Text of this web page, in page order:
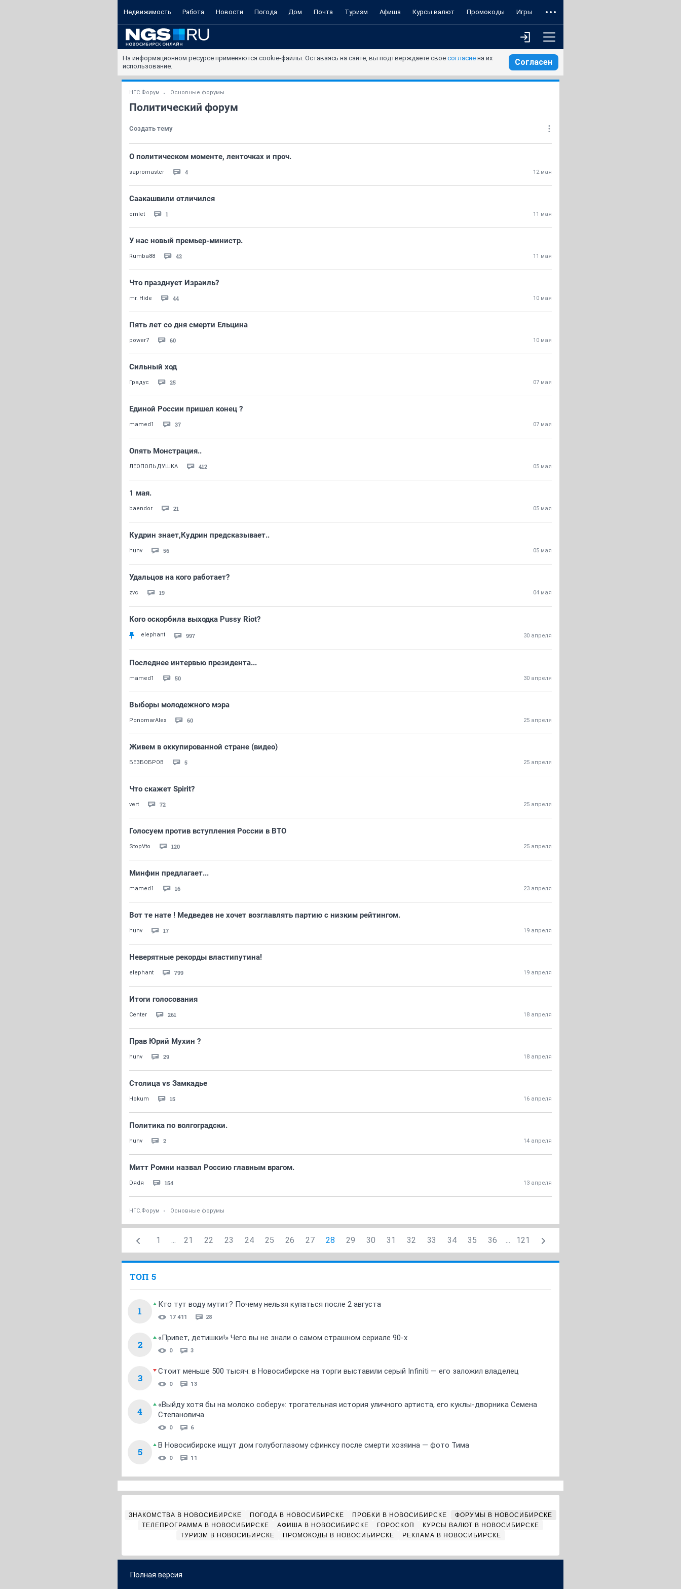
Недвижимость Работа Новости Погода Дом Почта Туризм Афиша Курсы валют Промокоды Игры
На информационном ресурсе применяются cookie-файлы. Оставаясь на сайте, вы подтверждаете свое согласие на их
использование.
Согласен
НГС.Форум Основные форумы
Политический форум
Создать тему
О политическом моменте, ленточках и проч.
sapromaster 4 12 мая
Саакашвили отличился
omlet 1 11 мая
У нас новый премьер-министр.
Rumba88 42 11 мая
Что празднует Израиль?
mr. Hide 44 10 мая
Пять лет со дня смерти Ельцина
power7 60 10 мая
Сильный ход
Градус 25 07 мая
Единой России пришел конец ?
mamed1 37 07 мая
Опять Монстрация..
ЛЕОПОЛЬДУШКА 412 05 мая
1 мая.
baendor 21 05 мая
Кудрин знает,Кудрин предсказывает..
hunv 56 05 мая
Удальцов на кого работает?
zvc 19 04 мая
Кого оскорбила выходка Pussy Riot?
elephant 997 30 апреля
Последнее интервью президента...
mamed1 50 30 апреля
Выборы молодежного мэра
PonomarAlex 60 25 апреля
Живем в оккупированной стране (видео)
БЕЗБОБРОВ 5 25 апреля
Что скажет Spirit?
vert 72 25 апреля
Голосуем против вступления России в ВТО
StopVto 120 25 апреля
Минфин предлагает...
mamed1 16 23 апреля
Вот те нате ! Медведев не хочет возглавлять партию с низким рейтингом.
hunv 17 19 апреля
Неверятные рекорды властипутина!
elephant 799 19 апреля
Итоги голосования
Center 261 18 апреля
Прав Юрий Мухин ?
hunv 29 18 апреля
Столица vs Замкадье
Hokum 15 16 апреля
Политика по волгоградски.
hunv 2 14 апреля
Митт Ромни назвал Россию главным врагом.
Dяdя 154 13 апреля
НГС.Форум Основные форумы
1 ... 21 22 23 24 25 26 27 28 29 30 31 32 33 34 35 36 ... 121
ТОП 5
1
Кто тут воду мутит? Почему нельзя купаться после 2 августа
17 411 28
2
«Привет, детишки!» Чего вы не знали о самом страшном сериале 90-х
0 3
3
Стоит меньше 500 тысяч: в Новосибирске на торги выставили серый Infiniti — его заложил владелец
0 13
4
«Выйду хотя бы на молоко соберу»: трогательная история уличного артиста, его куклы-дворника Семена
Степановича
0 6
5
В Новосибирске ищут дом голубоглазому сфинксу после смерти хозяина — фото Тима
0 11
ЗНАКОМСТВА В НОВОСИБИРСКЕ ПОГОДА В НОВОСИБИРСКЕ ПРОБКИ В НОВОСИБИРСКЕ
ФОРУМЫ В НОВОСИБИРСКЕ
ТЕЛЕПРОГРАММА В НОВОСИБИРСКЕ
АФИША В НОВОСИБИРСКЕ ГОРОСКОП
КУРСЫ ВАЛЮТ В НОВОСИБИРСКЕ
ТУРИЗМ В НОВОСИБИРСКЕ
ПРОМОКОДЫ В НОВОСИБИРСКЕ РЕКЛАМА В НОВОСИБИРСКЕ
Полная версия